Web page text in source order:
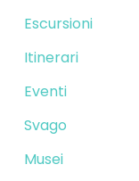
Escursioni
Itinerari
Eventi
Svago
Musei